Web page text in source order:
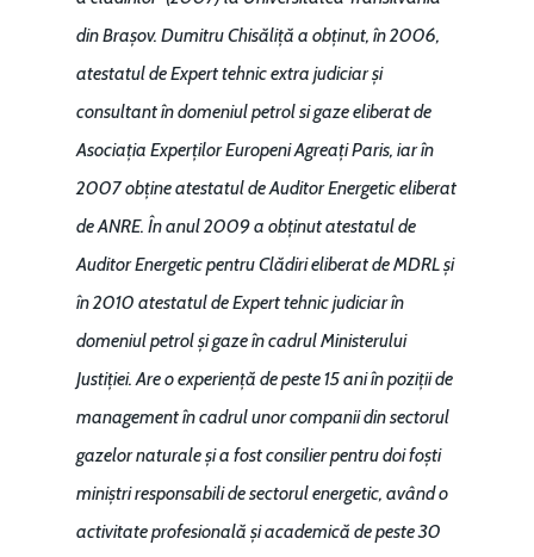
din Brașov. Dumitru Chisăliță a obținut, în 2006,
atestatul de Expert tehnic extra judiciar și
consultant în domeniul petrol si gaze eliberat de
Asociația Experților Europeni Agreați Paris, iar în
2007 obține atestatul de Auditor Energetic eliberat
de ANRE. În anul 2009 a obținut atestatul de
Auditor Energetic pentru Clădiri eliberat de MDRL și
în 2010 atestatul de Expert tehnic judiciar în
domeniul petrol și gaze în cadrul Ministerului
Justiției. Are o experiență de peste 15 ani în poziții de
management în cadrul unor companii din sectorul
gazelor naturale și a fost consilier pentru doi foști
miniștri responsabili de sectorul energetic, având o
activitate profesională și academică de peste 30